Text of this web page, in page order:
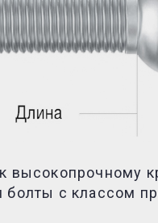
высокопрочному
болты с классом